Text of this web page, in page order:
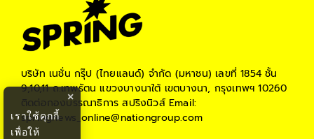
บริษัท เนชั่น กรุ๊ป (ไทยแลนด์) จำกัด (มหาชน) เลขที่ 1854 ชั้น
9,10,11 ถ.เทพรัตน แขวงบางนาใต้ เขตบางนา, กรุงเทพฯ 10260
ติดต่อกองบรรณาธิการ สปริงนิวส์Email:
springnews_online@nationgroup.com
×
เราใช้คุกกี้
เพื่อให้